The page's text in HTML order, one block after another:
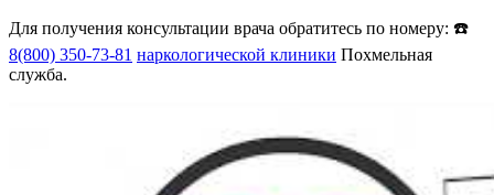
Для получения консультации врача обратитесь по номеру: ☎️
8(800) 350-73-81 наркологической клиники Похмельная
служба.